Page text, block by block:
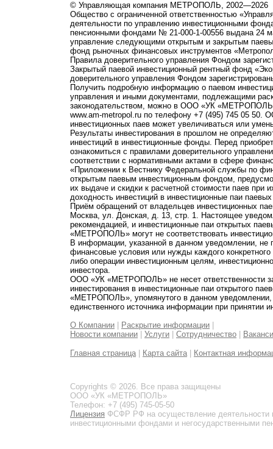
© Управляющая компания МЕТРОПОЛЬ, 2002—2026
Общество с ограниченной ответственностью
деятельности по управлению инвестиционными
пенсионными фондами № 21-000-1-00556 выдана 24
управление следующими открытым и закрытым
фонд рыночных финансовых инструментов
Правила доверительного управления Фондом
Закрытый паевой инвестиционный рентный фонд
доверительного управления Фондом
Получить подробную информацию о паевом
управления и иными документами, подлежащими
законодательством, можно в ООО «УК
www.am-metropol.ru по телефону +7 (495) 745 05
инвестиционных паев может увеличиваться или
Результаты инвестирования в прошлом не
инвестиций в инвестиционные фонды. Перед
ознакомиться с правилами доверительного
соответствии с нормативными актами в сфере
«Приложении к Вестнику Федеральной службы по
открытым паевым инвестиционным фондом,
их выдаче и скидки к расчетной стоимости паев при
доходность инвестиций в инвестиционные паи
Приём обращений от владельцев инвестиционных
Москва, ул. Донская, д. 13, стр. 1. Настоящее
рекомендацией, и инвестиционные паи открытых
«МЕТРОПОЛЬ» могут не соответствовать
В информации, указанной в данном уведомлении,
финансовые условия или нужды каждого
либо операции инвестиционным целям,
инвестора.
ООО «УК «МЕТРОПОЛЬ» не несет ответственности
инвестирования в инвестиционные паи открытого
«МЕТРОПОЛЬ», упомянутого в данном уведомлении,
единственного источника информации при принятии
О Компании
Раскрытие информации
Новости компании
Услуги Сотрудничество
Главная страница Карта сайта Контактная
Copyrights © 2026. Все права защищены
ООО «УК «МЕТРОПОЛЬ»
Телефон: +7 (495) 745-05-50
Лицензия ФСФР РФ на осуществление
инвестиционными фондами и негосударственными